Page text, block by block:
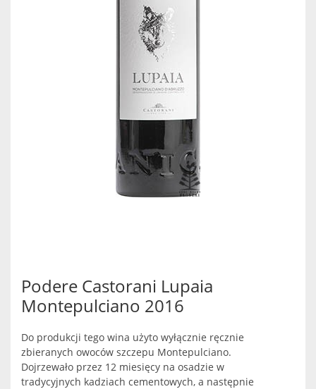
Podere Castorani Lupaia
Montepulciano 2016
Do produkcji tego wina użyto wyłącznie ręcznie
zbieranych owoców szczepu Montepulciano.
Dojrzewało przez 12 miesięcy na osadzie w
tradycyjnych kadziach cementowych, a następnie